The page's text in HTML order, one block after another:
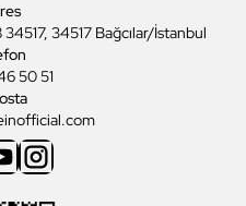
34517 Bağcılar/İstanbul
50 51
YoutubeInstagram